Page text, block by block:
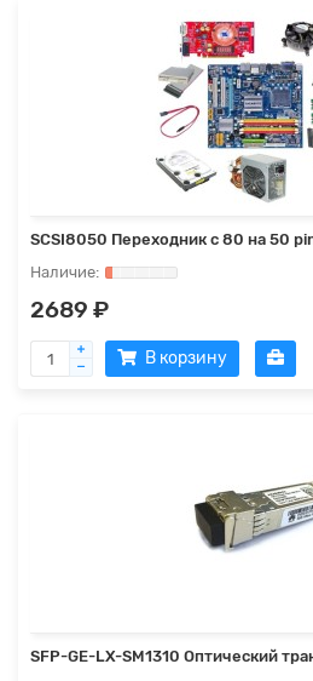
SCSI8050 Переходник с 80 на 50
2689 ₽
В корзину
SFP-GE-LX-SM1310 Оптический